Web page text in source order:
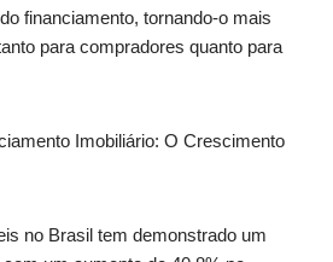
financiamento, tornando-o mais
para compradores quanto para
Imobiliário: O Crescimento
no Brasil tem demonstrado um